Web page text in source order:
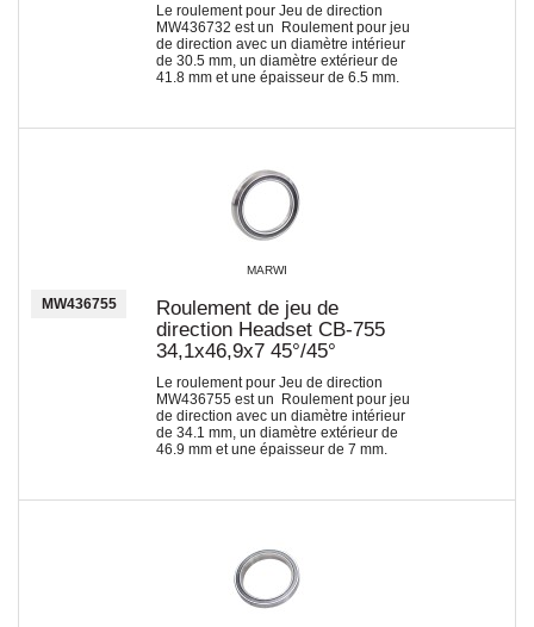
Le roulement pour Jeu de direction
MW436732 est un Roulement pour jeu
de direction avec un diamètre intérieur
de 30.5 mm, un diamètre extérieur de
41.8 mm et une épaisseur de 6.5 mm.
MARWI
MW436755
Roulement de jeu de
direction Headset CB-755
34,1x46,9x7 45°/45°
Le roulement pour Jeu de direction
MW436755 est un Roulement pour jeu
de direction avec un diamètre intérieur
de 34.1 mm, un diamètre extérieur de
46.9 mm et une épaisseur de 7 mm.